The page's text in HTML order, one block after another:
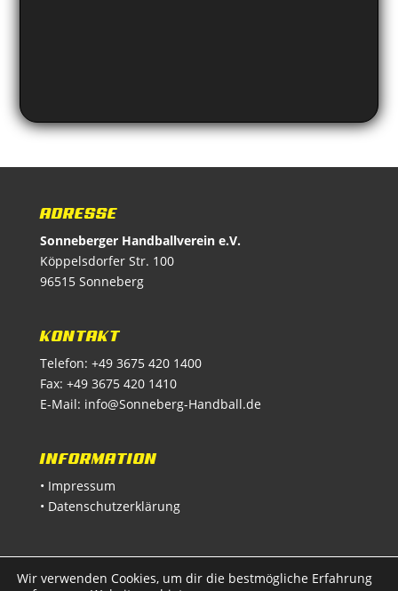
ADRESSE
Sonneberger Handballverein e.V.
Köppelsdorfer Str. 100
96515 Sonneberg
KONTAKT
Telefon: +49 3675 420 1400
Fax: +49 3675 420 1410
E-Mail: info@Sonneberg-Handball.de
INFORMATION
• Impressum
• Datenschutzerklärung
Wir verwenden Cookies, um dir die bestmögliche Erfahrung